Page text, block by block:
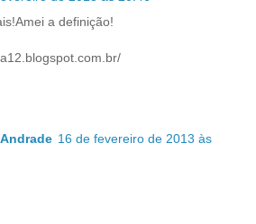
a definição!
16 de fevereiro de 2013 às